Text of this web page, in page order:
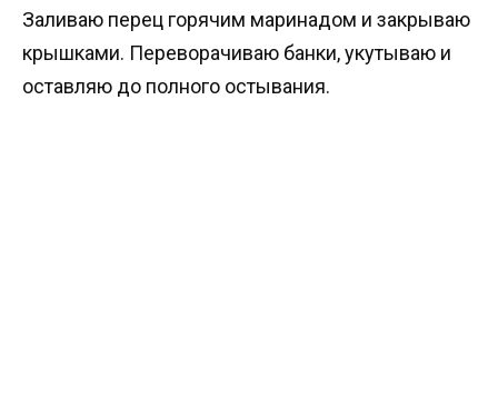
Заливаю перец горячим маринадом и закрываю
крышками. Переворачиваю банки, укутываю и
оставляю до полного остывания.